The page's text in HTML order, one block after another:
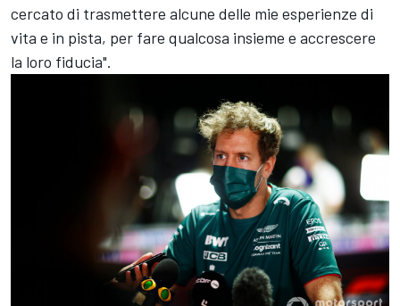
cercato di trasmettere alcune delle mie esperienze di
vita e in pista, per fare qualcosa insieme e accrescere
la loro fiducia".